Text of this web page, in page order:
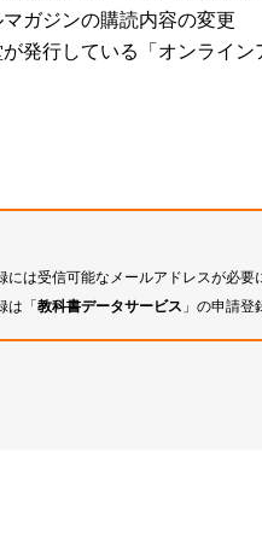
マガジンの購読内容の変更
が発行している「オンライ
には受信可能なメールアドレスが必要
は「教科書データサービス 」の申請登